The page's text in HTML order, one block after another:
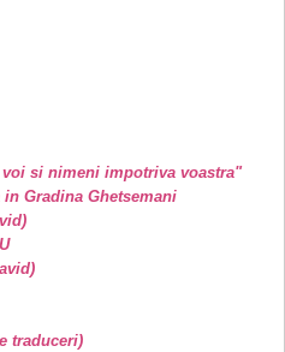
si nimeni impotriva voastra"
Gradina Ghetsemani
traduceri)